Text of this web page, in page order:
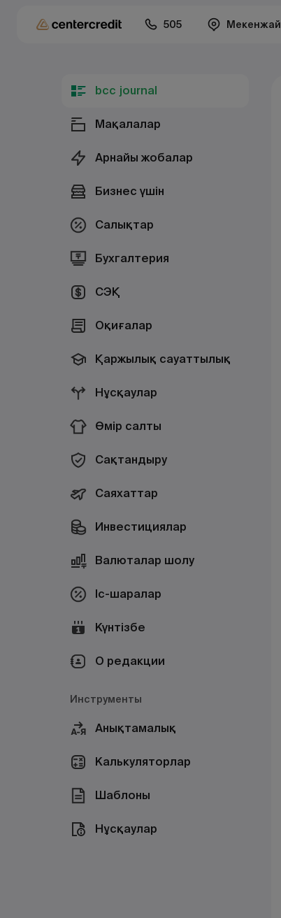
505 Мекенжай
bcc journal
Мақалалар
Арнайы жобалар
Бизнес үшін
Салықтар
Бухгалтерия
СЭҚ
Оқиғалар
Қаржылық сауаттылық
Нұсқаулар
Өмір салты
Сақтандыру
Саяхаттар
Инвестициялар
Валюталар шолу
Іс-шаралар
Күнтізбе
О редакции
Инструменты
Анықтамалық
Калькуляторлар
Шаблоны
Нұсқаулар